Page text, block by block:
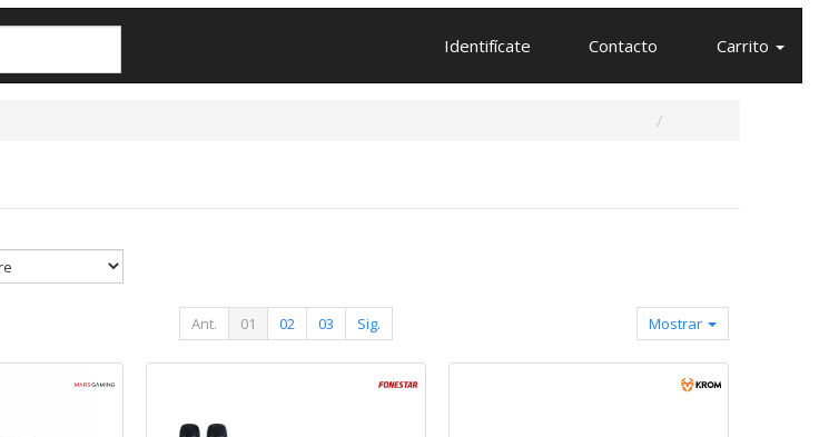
Identifícate Contacto Carrito
Ant. 01 02 03 Sig. Mostrar